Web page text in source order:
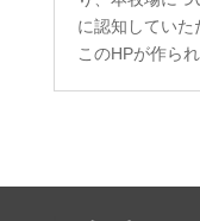
に認知していた
このHPが作られ